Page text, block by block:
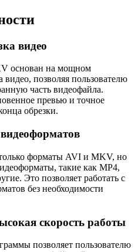
видео
основан на мощном
видео, позволяя пользователю
часть видеофайла.
превью и точное
обрезки.
форматы AVI и MKV, но
такие как MP4,
Это позволяет работать с
без необходимости
скорость работы
позволяет пользователю